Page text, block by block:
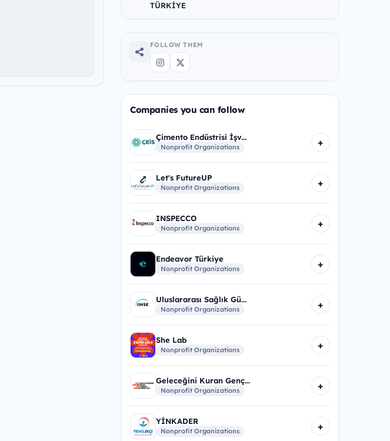
TÜRKİYE
FOLLOW THEM
Companies you can follow
Çimento Endüstrisi İşv...
Nonprofit Organizations +
Let's FutureUP
Nonprofit Organizations +
INSPECCO
Nonprofit Organizations +
Endeavor Türkiye
Nonprofit Organizations +
Uluslararası Sağlık Gü...
Nonprofit Organizations +
She Lab
Nonprofit Organizations +
Geleceğini Kuran Genç...
Nonprofit Organizations +
YİNKADER
Nonprofit Organizations +